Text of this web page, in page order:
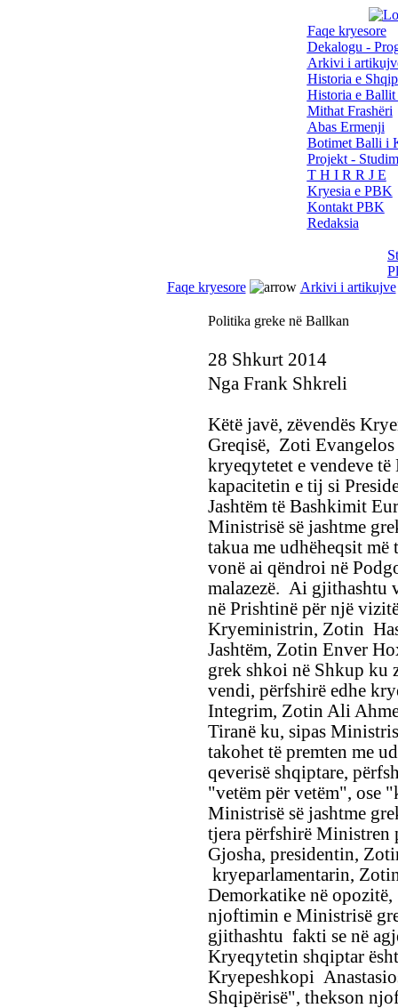
Faqe kryesore
Dekalogu -
Arkivi i
Historia e
Historia e Ballit
Mithat Frashëri
Abas Ermenji
Botimet Balli i
Projekt -
T H I R R J E
Kryesia e PBK
Kontakt PBK
Redaksia
Faqe kryesore
Arkivi i artikujve
Politika greke në Ballkan
28 Shkurt 2014
Nga Frank Shkreli
Këtë javë, zëvendës
Greqisë, Zoti Evangelos
kryeqytetet e vendeve
kapacitetin e tij si
Jashtëm të Bashkimit
Ministrisë së jashtme
takua me udhëheqsit më
vonë ai qëndroi në
malazezë. Ai gjithashtu
në Prishtinë për një
Kryeministrin, Zotin
Jashtëm, Zotin Enver
grek shkoi në Shkup ku
vendi, përfshirë edhe
Integrim, Zotin Ali
Tiranë ku, sipas
takohet të premten me
qeverisë shqiptare,
"vetëm për vetëm", ose
Ministrisë së jashtme
tjera përfshirë
Gjosha, presidentin,
kryeparlamentarin,
Demorkatike në
njoftimin e Ministrisë
gjithashtu fakti se në
Kryeqytetin shqiptar
Kryepeshkopi
Shqipërisë", thekson